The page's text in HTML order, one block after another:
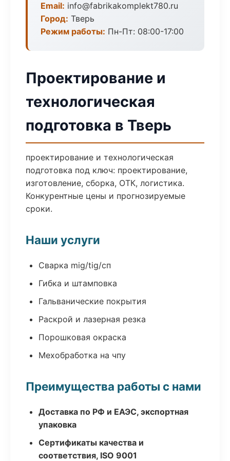
Email: info@fabrikakomplekt780.ru
Город: Тверь
Режим работы: Пн-Пт: 08:00-17:00
Проектирование и
технологическая
подготовка в Тверь
проектирование и технологическая
подготовка под ключ: проектирование,
изготовление, сборка, ОТК, логистика.
Конкурентные цены и прогнозируемые
сроки.
Наши услуги
Сварка mig/tig/сп
Гибка и штамповка
Гальванические покрытия
Раскрой и лазерная резка
Порошковая окраска
Мехобработка на чпу
Преимущества работы с нами
Доставка по РФ и ЕАЭС, экспортная
упаковка
Сертификаты качества и
соответствия, ISO 9001